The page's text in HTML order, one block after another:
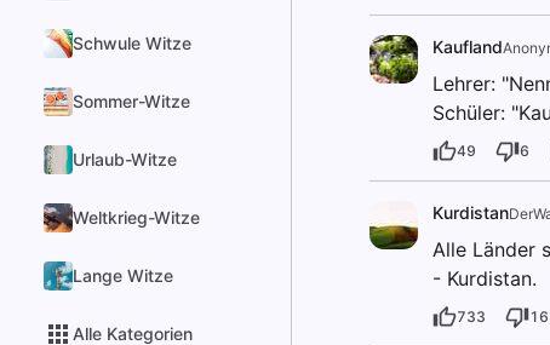
Schwule Witze
Sommer-Witze
Urlaub-Witze
Weltkrieg-Witze
Lange Witze
Alle Kategorien
Kaufland
Lehrer:
Schüler:
49 6
Kurdistan
Alle Länder
- Kurdistan.
733